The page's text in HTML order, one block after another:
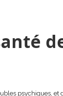
psychiques,